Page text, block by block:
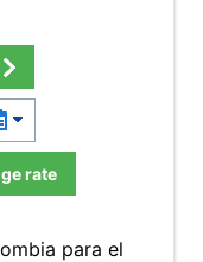
rate
para el